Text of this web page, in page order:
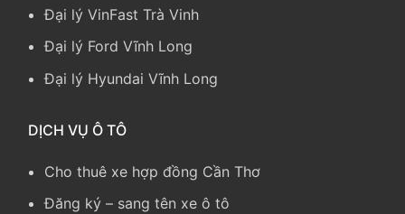
Đại lý VinFast Trà Vinh
Đại lý Ford Vĩnh Long
Đại lý Hyundai Vĩnh Long
DỊCH VỤ Ô TÔ
Cho thuê xe hợp đồng Cần Thơ
Đăng ký – sang tên xe ô tô